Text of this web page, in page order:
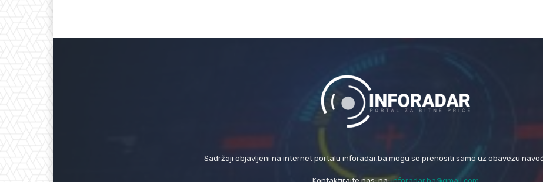
Sadržaji objavljeni na internet portalu inforadar.ba mogu se prenositi samo uz obavezu